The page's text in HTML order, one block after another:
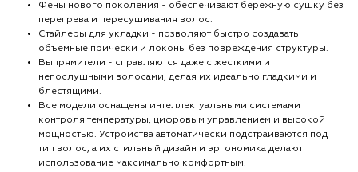
Фены нового поколения - обеспечивают бережную сушку без
перегрева и пересушивания волос.
Стайлеры для укладки - позволяют быстро создавать
объемные прически и локоны без повреждения структуры.
Выпрямители - справляются даже с жесткими и
непослушными волосами, делая их идеально гладкими и
блестящими.
Все модели оснащены интеллектуальными системами
контроля температуры, цифровым управлением и высокой
мощностью. Устройства автоматически подстраиваются под
тип волос, а их стильный дизайн и эргономика делают
использование максимально комфортным.